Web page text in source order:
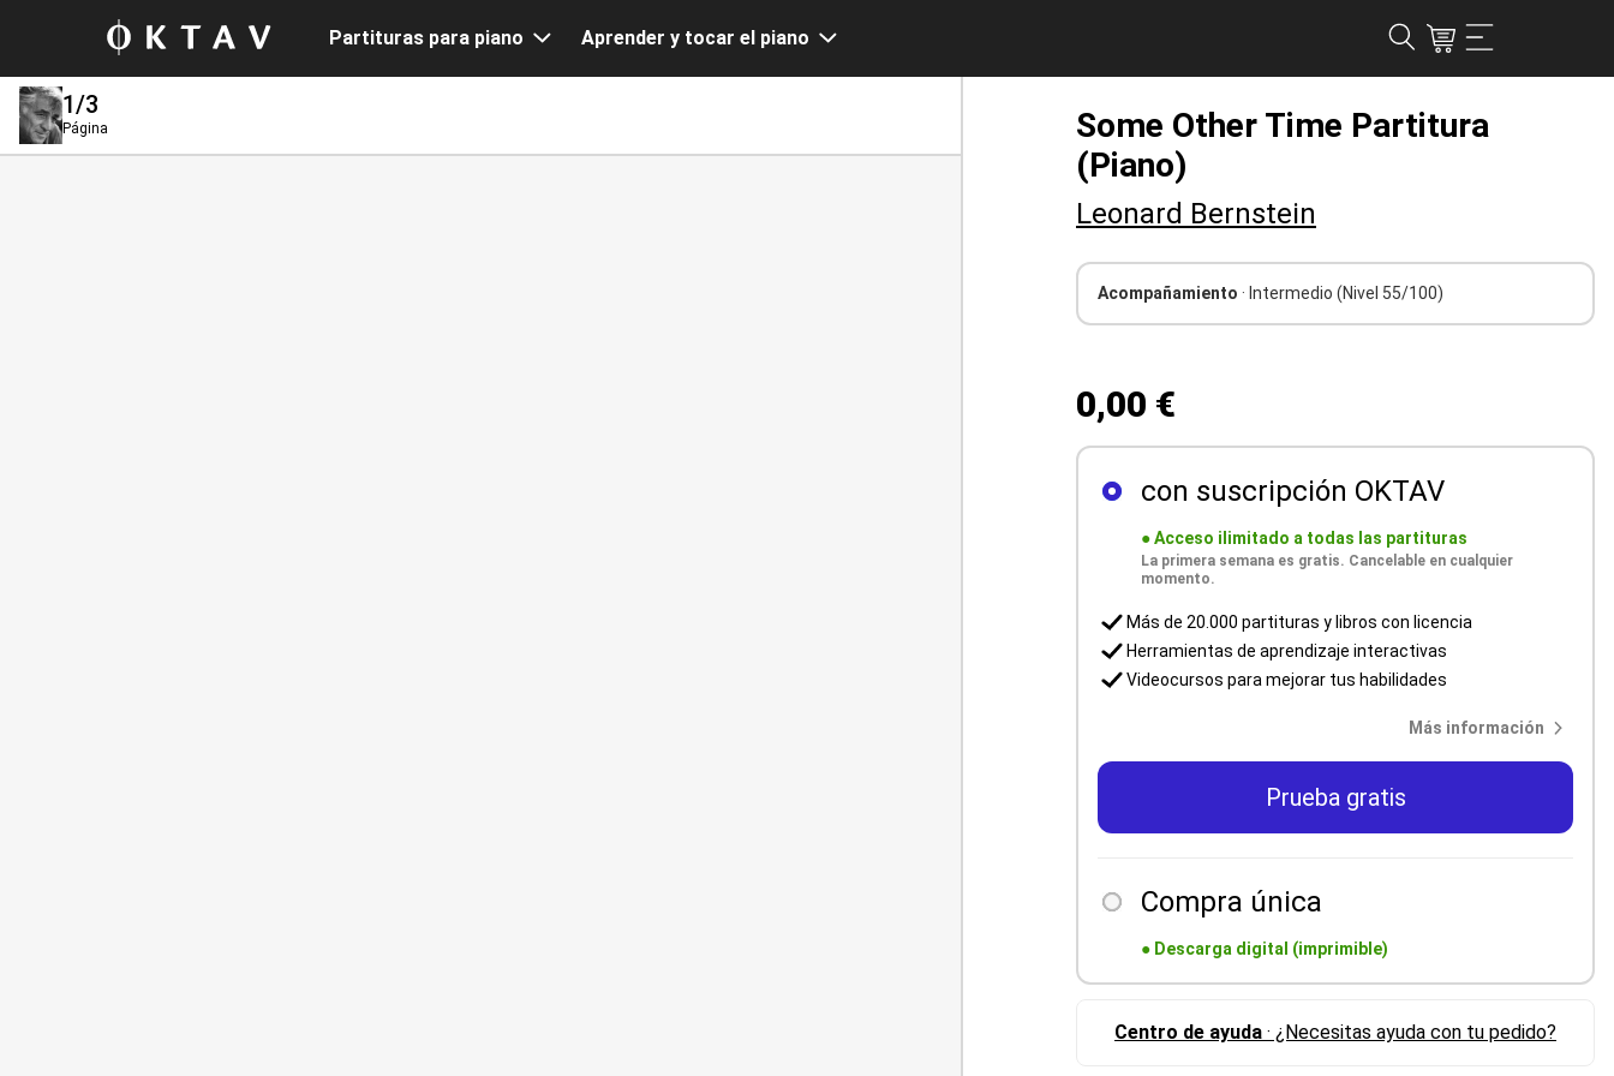
Partituras para piano Aprender y tocar el piano
1/3
Página
Some Other Time Partitura
(Piano)
Leonard Bernstein
Acompañamiento · Intermedio (Nivel 55/100)
0,00 €
con suscripción OKTAV
●Acceso ilimitado a todas las partituras
La primera semana es gratis. Cancelable en cualquier
momento.
Más de 20.000 partituras y libros con licencia
Herramientas de aprendizaje interactivas
Videocursos para mejorar tus habilidades
Más información
Prueba gratis
Compra única
● Descarga digital (imprimible)
Centro de ayuda · ¿Necesitas ayuda con tu pedido?